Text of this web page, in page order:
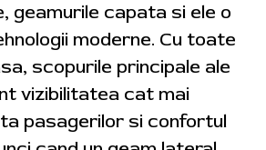
geamurile capata si ele o
moderne. Cu toate
scopurile principale ale
vizibilitatea cat mai
pasagerilor si confortul